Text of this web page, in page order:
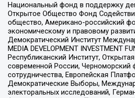
Национальный фонд в поддержку
Открытое Общество Фонд
общество, Американо-российский
экономическому и правовому
Демократический Институт
MEDIA DEVELOPMENT INVESTMENT
Республиканский Институт,
современной России, Черноморский
сотрудничества, Европейская
Демократические Выборы,
электоральных исследований,